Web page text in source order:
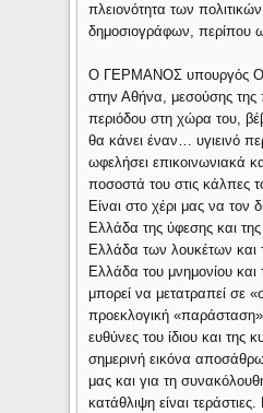
πλειονότητα των
δημοσιογράφων, περίπου
Ο ΓΕΡΜΑΝΟΣ υπουργός
στην Αθήνα, μεσούσης της
περιόδου στη χώρα του,
θα κάνει έναν… υγιεινό
ωφελήσει επικοινωνιακά
ποσοστά του στις κάλπες
Είναι στο χέρι μας να τον
Ελλάδα της ύφεσης και
Ελλάδα των λουκέτων και
Ελλάδα του μνημονίου και
μπορεί να μετατραπεί σε
προεκλογική
ευθύνες του ίδιου και της
σημερινή εικόνα
μας και για τη
κατάθλιψη είναι